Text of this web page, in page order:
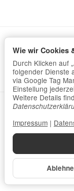
Informationen
Gesetzliche
*Alle
Wie wir Cookies
Durch Klicken auf
folgender Dienste
via Google Tag
Einstellung
Weitere Details
Impressum |